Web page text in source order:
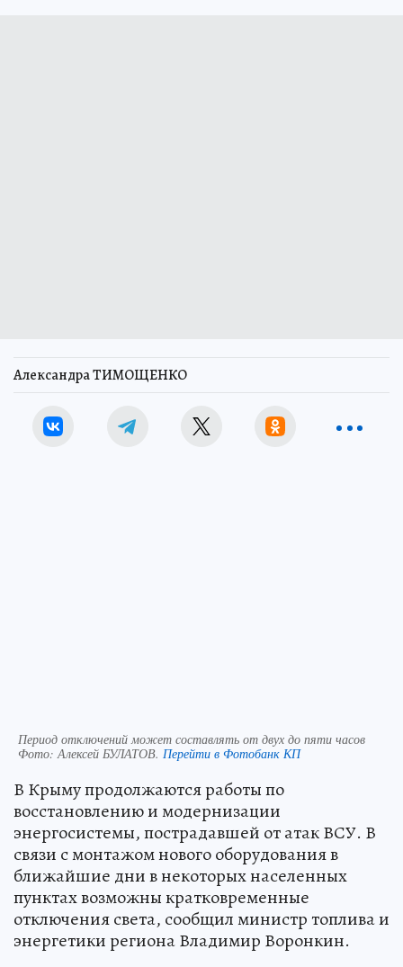
Александра ТИМОЩЕНКО
Период отключений может составлять от двух до пяти часов
Фото:Алексей БУЛАТОВ. Перейти в Фотобанк КП
В Крыму продолжаются работы по
восстановлению и модернизации
энергосистемы, пострадавшей от атак ВСУ. В
связи с монтажом нового оборудования в
ближайшие дни в некоторых населенных
пунктах возможны кратковременные
отключения света, сообщил министр топлива и
энергетики региона Владимир Воронкин.